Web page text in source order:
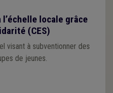
locale grâce
(CES)
visant à subventionner des
de jeunes.